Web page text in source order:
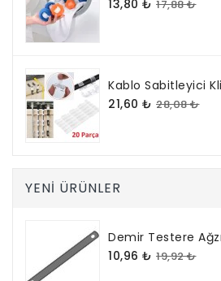
13,80 ₺ 17,88 ₺
Kablo Sabitleyici
21,60 ₺ 28,08 ₺
YENI ÜRÜNLER
Demir Testere
10,96 ₺ 19,92 ₺